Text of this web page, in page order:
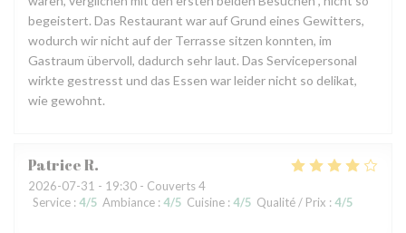
begeistert. Das Restaurant war auf Grund eines Gewitters,
wodurch wir nicht auf der Terrasse sitzen konnten, im
Gastraum übervoll, dadurch sehr laut. Das Servicepersonal
wirkte gestresst und das Essen war leider nicht so delikat,
wie gewohnt.
PatriceR
2026-07-31 - 19:30 - Couverts 4
Service : 4/5 Ambiance : 4/5 Cuisine : 4/5 Qualité / Prix : 4/5